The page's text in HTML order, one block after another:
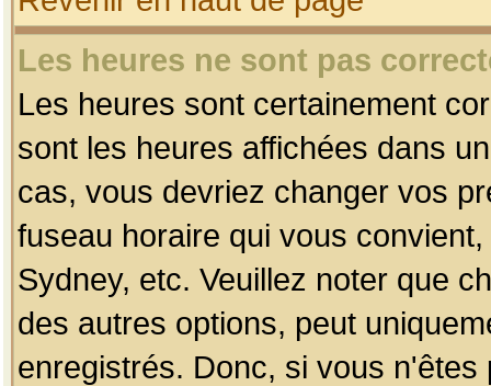
Les heures ne sont pas
Les heures sont certainement
sont les heures affichées dans
cas, vous devriez changer vos
fuseau horaire qui vous
Sydney, etc. Veuillez noter que
des autres options, peut
enregistrés. Donc, si vous